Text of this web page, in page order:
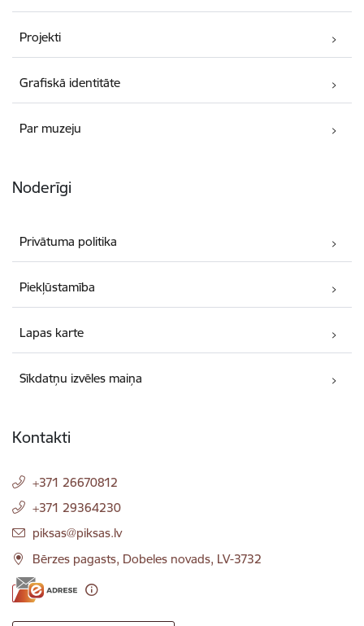
Projekti
Grafiskā identitāte
Par muzeju
Noderīgi
Privātuma politika
Piekļūstamība
Lapas karte
Sīkdatņu izvēles maiņa
Kontakti
+371 26670812
+371 29364230
E-pasts:
piksas@piksas.lv
Bērzes pagasts, Dobeles novads, LV-3732